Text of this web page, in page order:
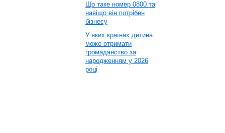
Що таке номер 0800 та
навіщо він потрібен
бізнесу
У яких країнах дитина
може отримати
громадянство за
народженням у 2026
році